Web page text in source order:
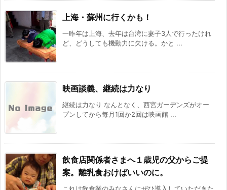
上海・蘇州に行くかも！
一昨年は上海、去年は台湾に妻子3人で行ったけれ
ど、どうしても機動力に欠ける。かと ...
映画談義、継続は力なり
継続は力なり なんとなく、西宮ガーデンズがオー
プンしてから毎月1回か2回は映画館 ...
飲食店関係者さまへ１歳児の父からご提
案。離乳食おけばいいのに。